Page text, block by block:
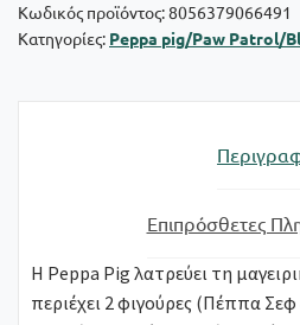
Κωδικός προϊόντος:8056379066491
Κατηγορίες: Peppa pig/Paw Patrol/
Επιπρόσθετες
Η Peppa Pig λατρεύει τη
περιέχει 2 φιγούρες (Πέππα